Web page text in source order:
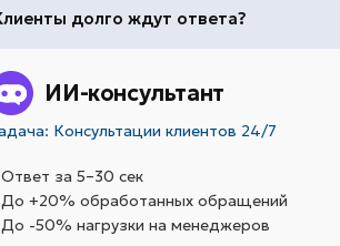
долго ждут ответа?
ИИ-консультант
Консультации клиентов 24/7
Ответ за 5–30 сек
До +20% обработанных обращений
До -50% нагрузки на менеджеров